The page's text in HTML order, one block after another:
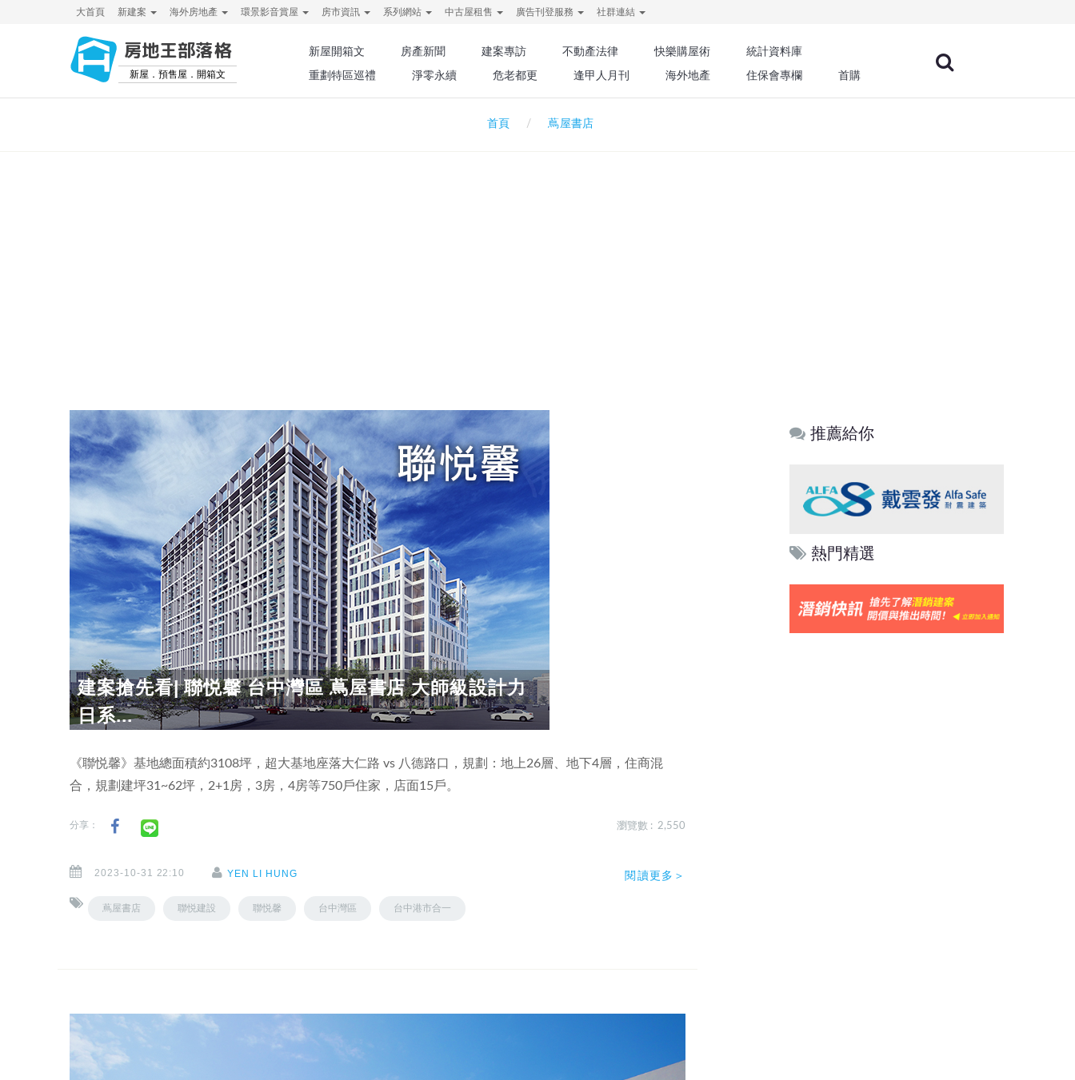
大首頁 新建案 海外房地產 環景影音賞屋 房市資訊 系列網站 中古屋租售 廣告刊登服務 社群連結
房地王部落格
新屋．預售屋．開箱文
新屋開箱文 房產新聞 建案專訪 不動產法律 快樂購屋術
統計資料庫
重劃特區巡禮
淨零永續 危老都更 逢甲人月刊 海外地產 住保會專欄 首購
首頁 蔦屋書店
建案搶先看| 聯悦馨 台中灣區 蔦屋書店 大師級設計力
日系...
《聯悦馨》基地總面積約3108坪，超大基地座落大仁路 vs 八德路口，規劃：地上26層、地下4層，住商混
合，規劃建坪31~62坪，2+1房，3房，4房等750戶住家，店面15戶。
分享： 瀏覽數 : 2,550
2023-10-31 22:10 YEN LI HUNG
蔦屋書店 聯悦建設 聯悦馨 台中灣區 台中港市合一
閱讀更多＞
推薦給你
熱門精選